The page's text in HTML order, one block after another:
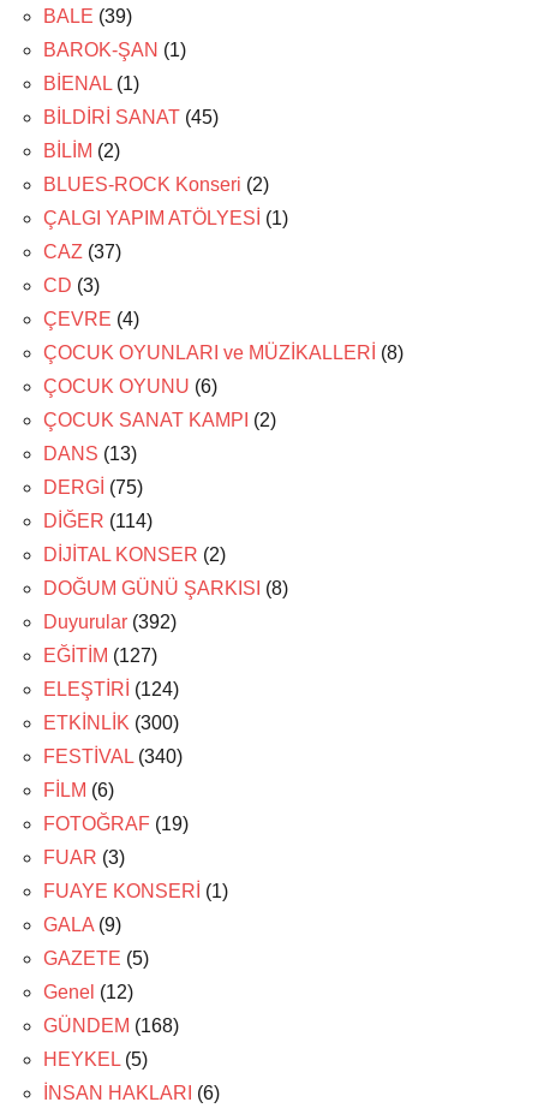
BALE (39)
BAROK-ŞAN (1)
BİENAL (1)
BİLDİRİ SANAT (45)
BİLİM (2)
BLUES-ROCK Konseri (2)
ÇALGI YAPIM ATÖLYESİ (1)
CAZ (37)
CD (3)
ÇEVRE (4)
ÇOCUK OYUNLARI ve MÜZİKALLERİ (8)
ÇOCUK OYUNU (6)
ÇOCUK SANAT KAMPI (2)
DANS (13)
DERGİ (75)
DİĞER (114)
DİJİTAL KONSER (2)
DOĞUM GÜNÜ ŞARKISI (8)
Duyurular (392)
EĞİTİM (127)
ELEŞTİRİ (124)
ETKİNLİK (300)
FESTİVAL (340)
FİLM (6)
FOTOĞRAF (19)
FUAR (3)
FUAYE KONSERİ (1)
GALA (9)
GAZETE (5)
Genel (12)
GÜNDEM (168)
HEYKEL (5)
İNSAN HAKLARI (6)